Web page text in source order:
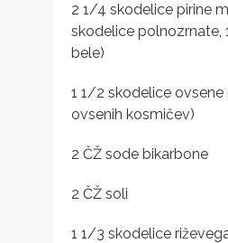
2 1/4 skodelice pirine
skodelice polnozrnate,
bele)
1 1/2 skodelice
ovsenih kosmičev)
2 ČŽ sode bikarbone
2 ČŽ soli
1 1/3 skodelice